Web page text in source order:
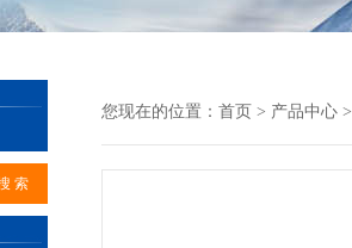
您现在的位置： 首页 > 产品中心 >